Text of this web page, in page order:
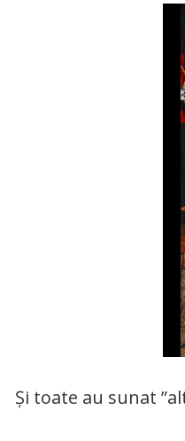
Și toate au sunat